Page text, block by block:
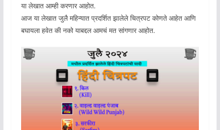
या लेखात आम्ही करणार आहोत.
आज या लेखात जुलै महिन्यात प्रदर्शित झालेले चित्रपट कोणते आहेत आणि
बघायला हवेत की नको याबद्दल आमचं मत सांगणार आहोत.